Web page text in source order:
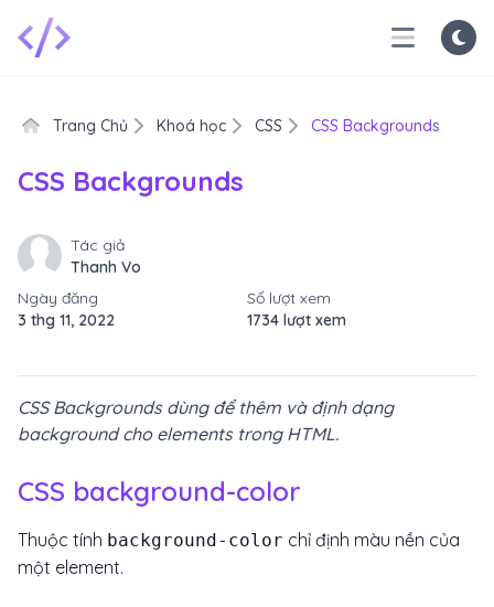
Trang Chủ Khoá học CSS CSS Backgrounds
CSS Backgrounds
Tác giả
Thanh Vo
Ngày đăng
3 thg 11, 2022
Số lượt xem
1734 lượt xem
CSS Backgrounds dùng để thêm và định dạng
background cho elements trong HTML.
CSS background-color
Thuộc tính background-color chỉ định màu nền của
một element.